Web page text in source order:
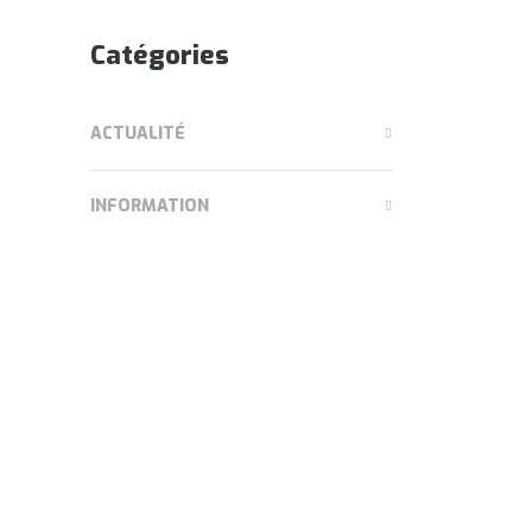
Catégories
ACTUALITÉ
INFORMATION